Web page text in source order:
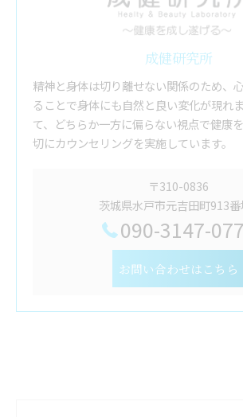
成健研究所
精神と身体は切り離せない関係のため、
ることで身体にも自然と良い変化が現れ
て、どちらか一方に偏らない視点で健康
切にカウンセリングを実施しています。
〒310-0836
茨城県水戸市元吉田町913
090-3147-
お問い合わせはこちら